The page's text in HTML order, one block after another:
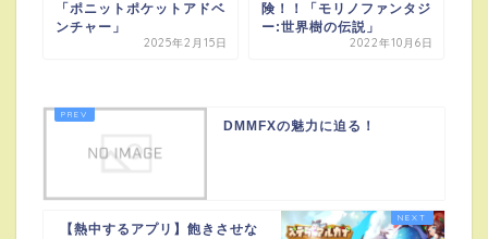
「ポニットポケットアドベ
ンチャー」
2025年2月15日
険！！「モリノファンタジ
ー:世界樹の伝説」
2022年10月6日
DMMFXの魅力に迫る！
【熱中するアプリ】飽きさせな